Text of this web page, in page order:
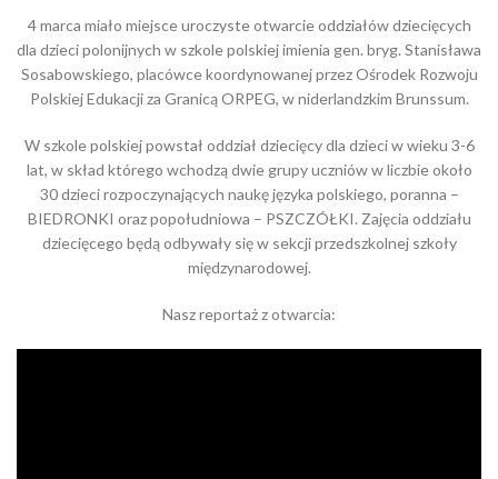
4 marca miało miejsce uroczyste otwarcie oddziałów dziecięcych
dla dzieci polonijnych w szkole polskiej imienia gen. bryg. Stanisława
Sosabowskiego, placówce koordynowanej przez Ośrodek Rozwoju
Polskiej Edukacji za Granicą ORPEG, w niderlandzkim Brunssum.
W szkole polskiej powstał oddział dziecięcy dla dzieci w wieku 3-6
lat, w skład którego wchodzą dwie grupy uczniów w liczbie około
30 dzieci rozpoczynających naukę języka polskiego, poranna –
BIEDRONKI oraz popołudniowa – PSZCZÓŁKI. Zajęcia oddziału
dziecięcego będą odbywały się w sekcji przedszkolnej szkoły
międzynarodowej.
Nasz reportaż z otwarcia: